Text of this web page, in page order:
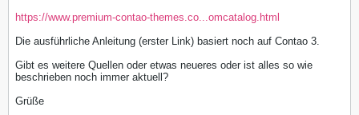
https://www.premium-contao-themes.co...omcatalog.html
Die ausführliche Anleitung (erster Link) basiert noch auf Contao 3.
Gibt es weitere Quellen oder etwas neueres oder ist alles so wie
beschrieben noch immer aktuell?
Grüße